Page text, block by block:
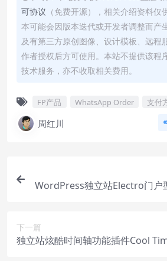
可协议 （免费开源），相关介绍资料仅
本可能会因版本迭代或开发者调整而产
及有第三方原创图像、设计模板、远程
作者授权后方可使用。本站不提供该程
技术服务，亦不收取相关费用。
FP产品 WhatsApp Order 支付
周红川
WordPress独立站Electro门户
下一篇
独立站炫酷时间轴功能插件Cool